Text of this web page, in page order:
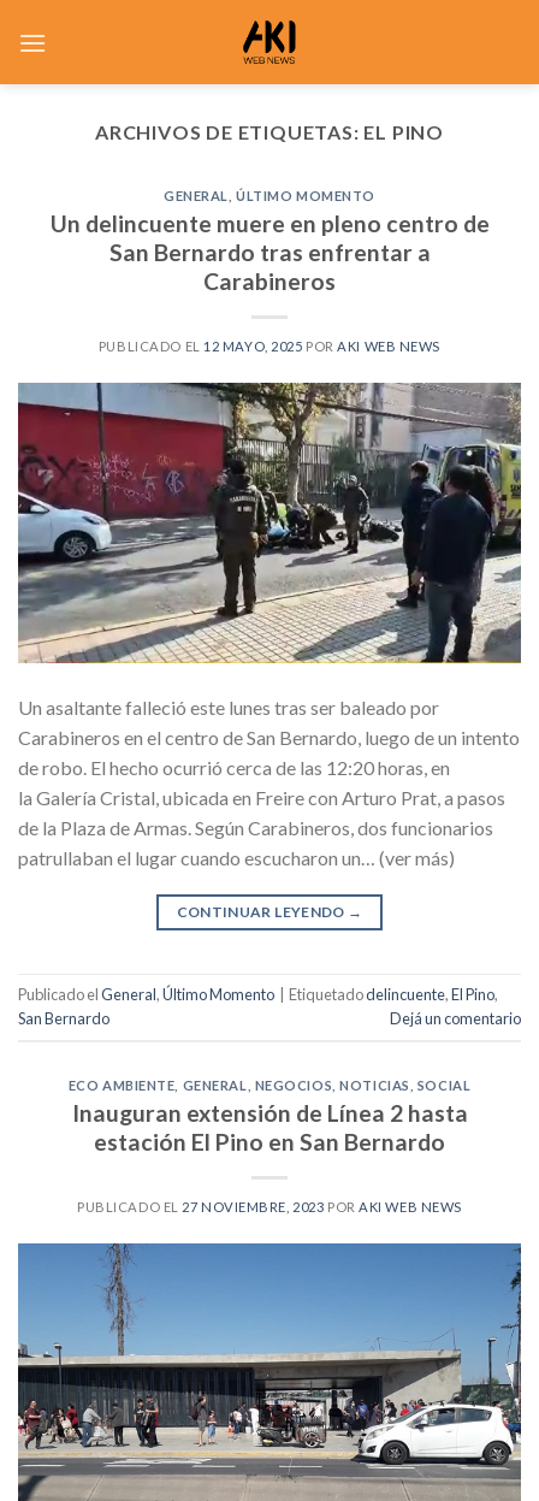
ARCHIVOS DE ETIQUETAS: EL PINO
GENERAL ,ÚLTIMO MOMENTO
Un delincuente muere en pleno centro de
San Bernardo tras enfrentar a
Carabineros
PUBLICADO EL 12 MAYO, 2025 POR AKI WEB NEWS
Un asaltante falleció este lunes tras ser baleado por
Carabineros en el centro de San Bernardo, luego de un intento
de robo. El hecho ocurrió cerca de las 12:20 horas, en
la Galería Cristal, ubicada en Freire con Arturo Prat, a pasos
de la Plaza de Armas. Según Carabineros, dos funcionarios
patrullaban el lugar cuando escucharon un… (ver más)
CONTINUAR LEYENDO →
Publicado elGeneral,Último Momento Etiquetadodelincuente,El Pino,
San Bernardo
Dejá un comentario
ECO AMBIENTE GENERAL NEGOCIOS ,NOTICIAS SOCIAL
Inauguran extensión de Línea 2 hasta
estación El Pino en San Bernardo
PUBLICADO EL 27 NOVIEMBRE, 2023 PORAKI WEB NEWS